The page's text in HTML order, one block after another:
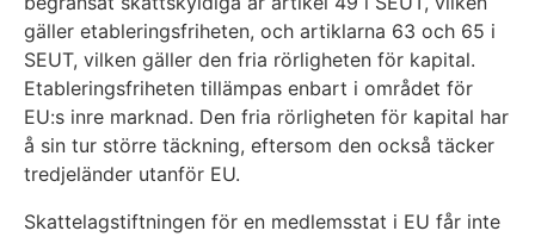
gäller etableringsfriheten, och artiklarna 63 och 65 i
SEUT, vilken gäller den fria rörligheten för kapital.
Etableringsfriheten tillämpas enbart i området för
EU:s inre marknad. Den fria rörligheten för kapital har
å sin tur större täckning, eftersom den också täcker
tredjeländer utanför EU.
Skattelagstiftningen för en medlemsstat i EU får inte